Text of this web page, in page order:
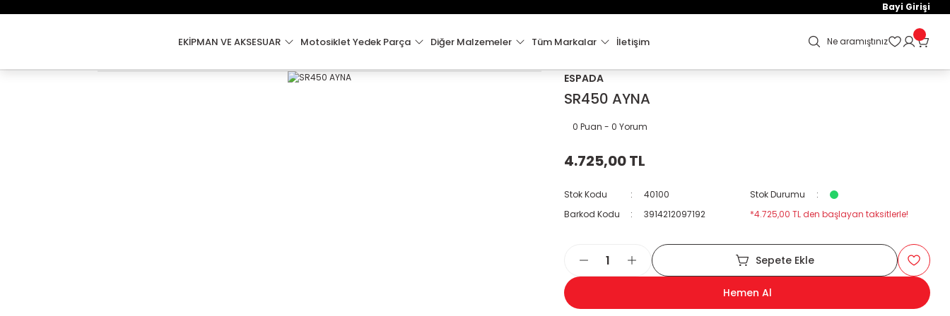
2000 TL VE ÜZERİ KARGO ÜCRETSİZ !
Bayi Girişi
EKİPMAN VE AKSESUAR Motosiklet Yedek Parça Diğer Malzemeler Tüm Markalar İletişim Ne aramıştınız
ESPADA
SR450 AYNA
0 Puan - 0 Yorum
4.725,00 TL
Stok Kodu 40100
Stok Durumu
Barkod Kodu
3914212097192 *4.725,00 TL den başlayan taksitlerle!
Sepete Ekle
Hemen Al